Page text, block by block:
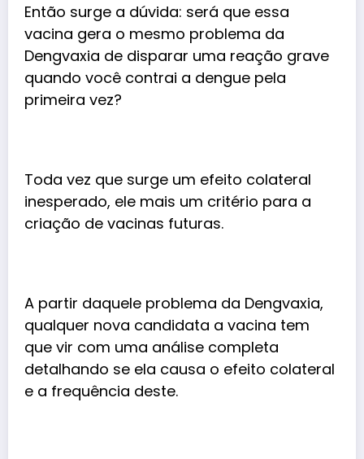
Então surge a dúvida: será que essa
vacina gera o mesmo problema da
Dengvaxia de disparar uma reação grave
quando você contrai a dengue pela
primeira vez?
Toda vez que surge um efeito colateral
inesperado, ele mais um critério para a
criação de vacinas futuras.
A partir daquele problema da Dengvaxia,
qualquer nova candidata a vacina tem
que vir com uma análise completa
detalhando se ela causa o efeito colateral
e a frequência deste.